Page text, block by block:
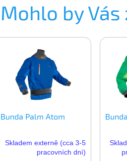
Mohlo by
Bunda Palm Atom
Skladem externě (cca 3-5
pracovních dní)